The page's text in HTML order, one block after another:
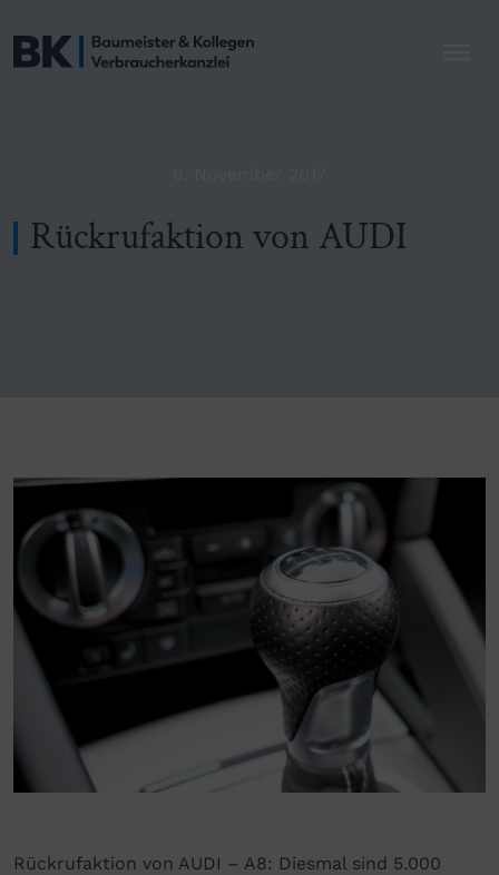
Rückrufaktion von AUDI
Rückrufaktion von AUDI – A8: Diesmal sind 5.000